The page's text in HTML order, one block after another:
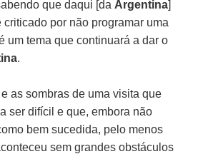
que daqui [da Argentina]
por não programar uma
um tema que continuará a dar o
.
as sombras de uma visita que
ser difícil e que, embora não
bem sucedida, pelo menos
sem grandes obstáculos